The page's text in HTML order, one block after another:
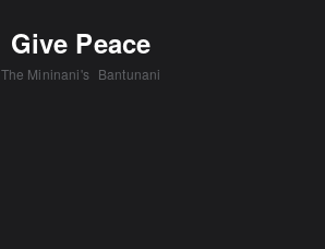
Give Peace
The Mininani's Bantunani